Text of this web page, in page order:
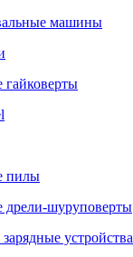
машины
пилы
дрели-шуруповерты
устройства